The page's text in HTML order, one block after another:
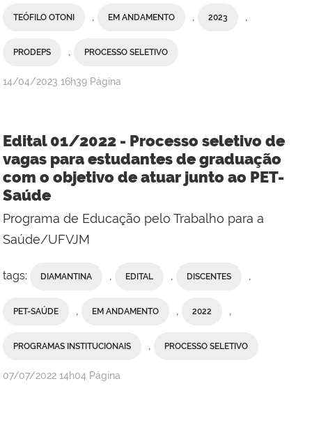
TEÓFILO OTONI EM ANDAMENTO 2023
PRODEPS PROCESSO SELETIVO
publicado
14/04/2023 16h39 Página
Edital 01/2022 - Processo seletivo de
vagas para estudantes de graduação
com o objetivo de atuar junto ao PET-
Saúde
Programa de Educação pelo Trabalho para a
Saúde/UFVJM
tags: DIAMANTINA , EDITAL , DISCENTES ,
PET-SAÚDE , EM ANDAMENTO , 2022 ,
PROGRAMAS INSTITUCIONAIS , PROCESSO SELETIVO
publicado
07/07/2022 14h04 Página